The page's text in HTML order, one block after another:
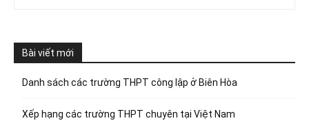
Bài viết mới
Danh sách các trường THPT công lập ở Biên Hòa
Xếp hạng các trường THPT chuyên tại Việt Nam